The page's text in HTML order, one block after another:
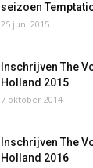
seizoen
25 juni 2015
Inschrijven The
Holland 2015
7 oktober 2014
Inschrijven The
Holland 2016